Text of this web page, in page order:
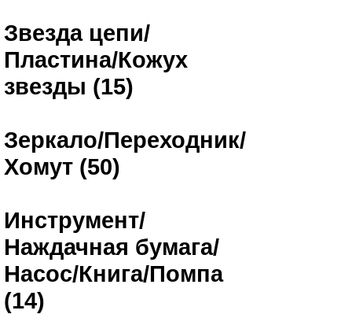
Звезда цепи/
Пластина/Кожух
звезды (15)
Зеркало/Переходник/
Хомут (50)
Инструмент/
Наждачная бумага/
Насос/Книга/Помпа
(14)